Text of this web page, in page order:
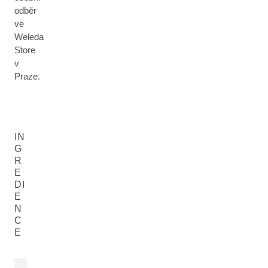
odběr
ve
Weleda
Store
v
Praze.
IN
G
R
E
DI
E
N
C
E